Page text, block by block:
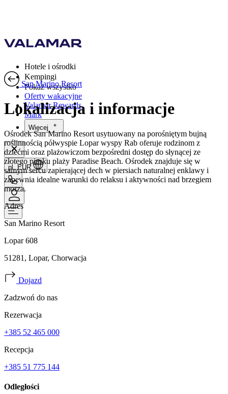
Hotele i ośrodki
Kempingi
Pokaż wszystko
Oferty wakacyjne
Valamar Rewards
Mark
Więcej
pl, EUR
San Marino Resort
Lokalizacja i informacje
Ośrodek San Marino Resort usytuowany na porośniętym bujną
roślinnością półwyspie Lopar wyspy Rab oferuje rodzinom z
dziećmi oraz plażowiczom bezpośredni dostęp do słynącej ze
złotego piasku plaży Paradise Beach. Ośrodek znajduje się w
samym sercu zapierającej dech w piersiach naturalnej enklawy i
zapewnia idealne warunki do relaksu i aktywności nad brzegiem
morza.
Adres
San Marino Resort
Lopar 608
51281, Lopar, Chorwacja
Dojazd
Zadzwoń do nas
Rezerwacja
+385 52 465 000
Recepcja
+385 51 775 144
Odległości